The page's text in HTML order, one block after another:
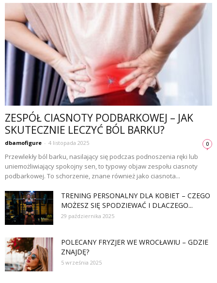
ZESPÓŁ CIASNOTY PODBARKOWEJ – JAK
SKUTECZNIE LECZYĆ BÓL BARKU?
dbamofigure - 4 listopada 2025 0
Przewlekły ból barku, nasilający się podczas podnoszenia ręki lub
uniemożliwiający spokojny sen, to typowy objaw zespołu ciasnoty
podbarkowej. To schorzenie, znane również jako ciasnota...
TRENING PERSONALNY DLA KOBIET – CZEGO
MOŻESZ SIĘ SPODZIEWAĆ I DLACZEGO...
29 października 2025
POLECANY FRYZJER WE WROCŁAWIU – GDZIE
ZNAJDĘ?
5 września 2025